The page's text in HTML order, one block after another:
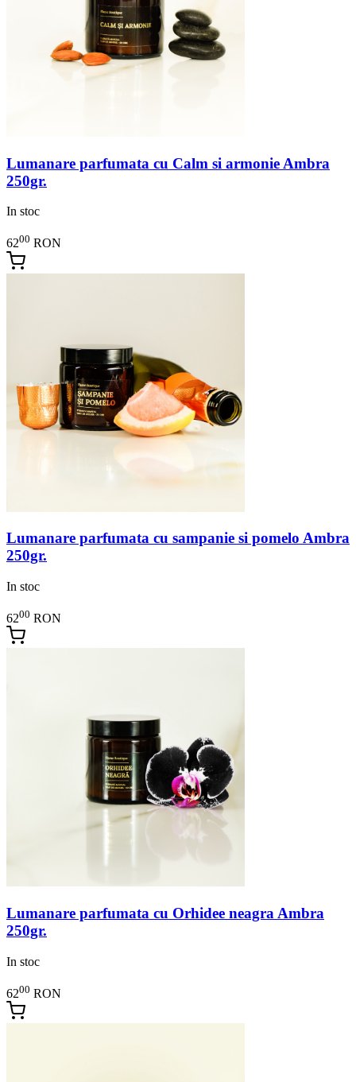
Lumanare parfumata cu Calm si armonie Ambra
250gr.
In stoc
6200 RON
Lumanare parfumata cu sampanie si pomelo Ambra
250gr.
In stoc
6200 RON
Lumanare parfumata cu Orhidee neagra Ambra
250gr.
In stoc
6200 RON